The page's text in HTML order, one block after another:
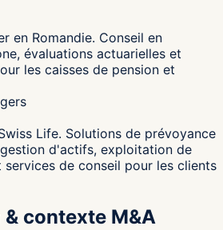
en Romandie. Conseil en
évaluations actuarielles et
les caisses de pension et
Life. Solutions de prévoyance
d'actifs, exploitation de
de conseil pour les clients
contexte M&A